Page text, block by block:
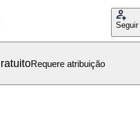
Seguir
Requere atribuição